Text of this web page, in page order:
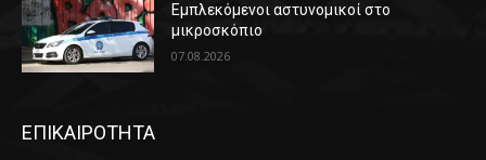
Εμπλεκόμενοι αστυνομικοί στο
μικροσκόπιο
07.08.2026
ΕΠΙΚΑΙΡΟΤΗΤΑ